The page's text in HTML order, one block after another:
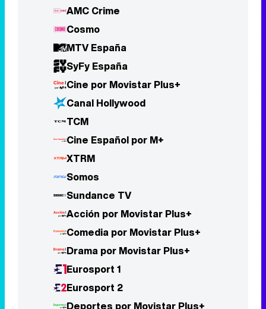
AMC Crime
Cosmo
MTV España
SyFy España
Cine por Movistar Plus+
Canal Hollywood
TCM
Cine Español por M+
XTRM
Somos
Sundance TV
Acción por Movistar Plus+
Comedia por Movistar Plus+
Drama por Movistar Plus+
Eurosport 1
Eurosport 2
Deportes por Movistar Plus+